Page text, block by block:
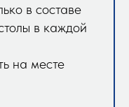
в составе
в каждой
на месте